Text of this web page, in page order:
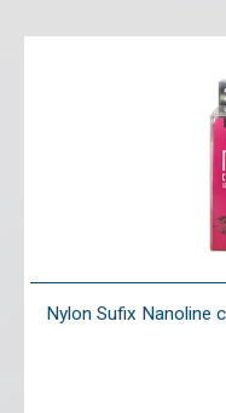
Nylon Sufix Nanoline